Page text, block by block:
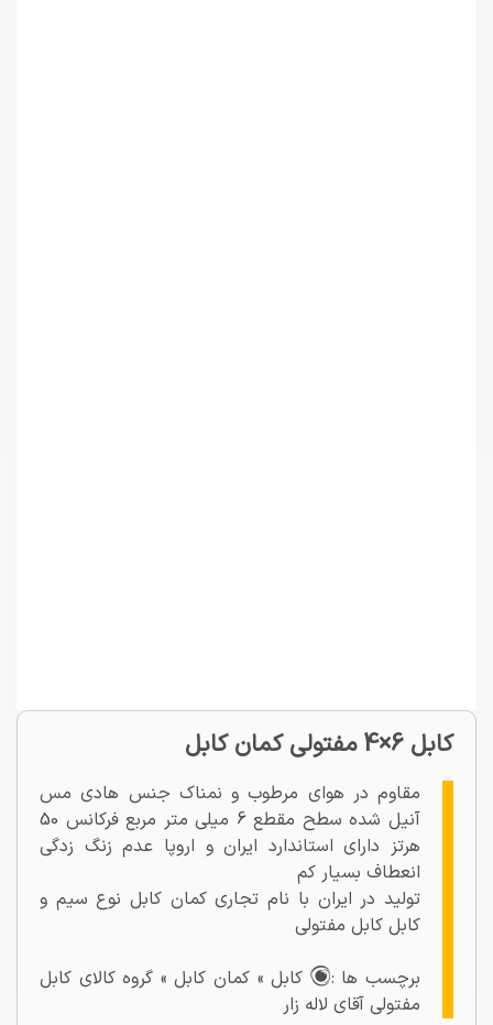
کابل 6×4 مفتولی کمان کابل
مقاوم در هوای مرطوب و نمناک جنس هادی مس
آنیل شده سطح مقطع 6 میلی متر مربع فرکانس 50
هرتز دارای استاندارد ایران و اروپا عدم زنگ زدگی
انعطاف بسیار کم
تولید در ایران با نام تجاری کمان کابل نوع سیم و
کابل کابل مفتولی
برچسب ها :
کابل » کمان کابل » گروه کالای کابل
مفتولی آقای لاله زار